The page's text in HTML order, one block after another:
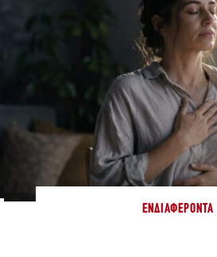
ΕΝΔΙΑΦΈΡΟΝΤΑ